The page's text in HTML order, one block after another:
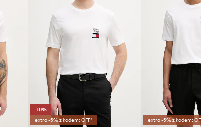
-10%
extra -5% z kodem: OFF*
extra -5% z kodem: OFF*